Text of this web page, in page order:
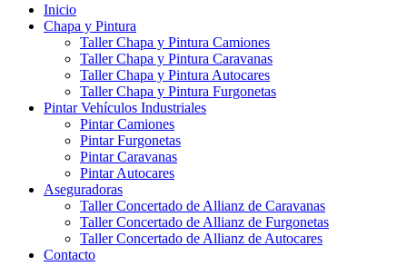
Inicio
Chapa y Pintura
Taller Chapa y Pintura Camiones
Taller Chapa y Pintura Caravanas
Taller Chapa y Pintura Autocares
Taller Chapa y Pintura Furgonetas
Pintar Vehículos Industriales
Pintar Camiones
Pintar Furgonetas
Pintar Caravanas
Pintar Autocares
Aseguradoras
Taller Concertado de Allianz de Caravanas
Taller Concertado de Allianz de Furgonetas
Taller Concertado de Allianz de Autocares
Contacto